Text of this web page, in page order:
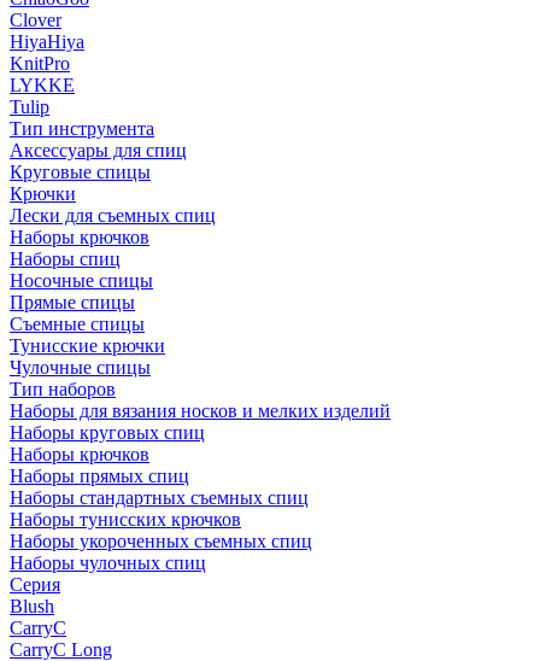
Clover
HiyaHiya
KnitPro
LYKKE
Tulip
Тип инструмента
Аксессуары для спиц
Круговые спицы
Крючки
Лески для съемных спиц
Наборы крючков
Наборы спиц
Носочные спицы
Прямые спицы
Съемные спицы
Тунисские крючки
Чулочные спицы
Тип наборов
Наборы для вязания носков и мелких изделий
Наборы круговых спиц
Наборы крючков
Наборы прямых спиц
Наборы стандартных съемных спиц
Наборы тунисских крючков
Наборы укороченных съемных спиц
Наборы чулочных спиц
Серия
Blush
CarryC
CarryC Long